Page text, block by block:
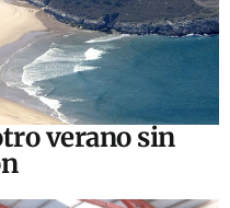
verano sin